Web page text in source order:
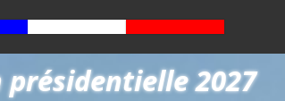
présidentielle 2027